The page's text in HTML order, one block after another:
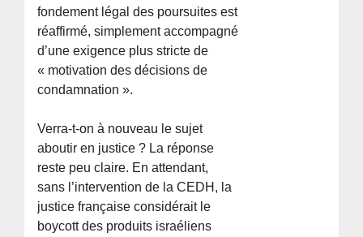
fondement légal des poursuites est
réaffirmé, simplement accompagné
d’une exigence plus stricte de
« motivation des décisions de
condamnation ».
Verra-t-on à nouveau le sujet
aboutir en justice ? La réponse
reste peu claire. En attendant,
sans l’intervention de la CEDH, la
justice française considérait le
boycott des produits israéliens